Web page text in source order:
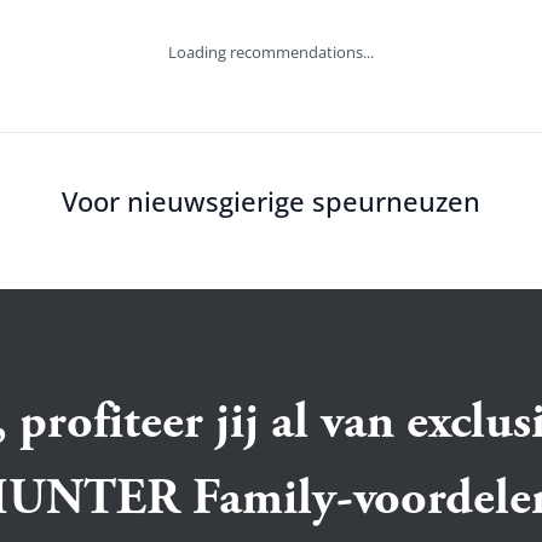
Loading recommendations...
Voor nieuwsgierige speurneuzen
profiteer jij al van
Family-